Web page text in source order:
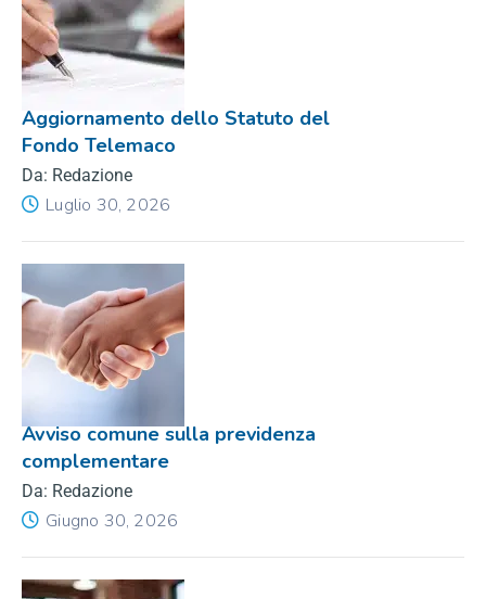
Aggiornamento dello Statuto del
Fondo Telemaco
Da: Redazione
Luglio 30, 2026
Avviso comune sulla previdenza
complementare
Da: Redazione
Giugno 30, 2026